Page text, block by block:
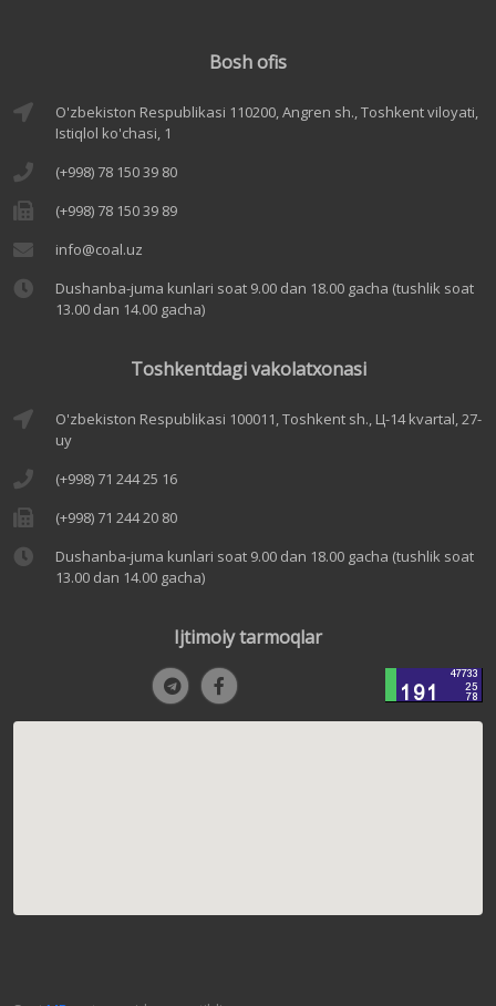
Bosh ofis
O'zbekiston Respublikasi 110200, Angren sh., Toshkent viloyati,
Istiqlol ko'chasi, 1
(+998) 78 150 39 80
(+998) 78 150 39 89
info@coal.uz
Dushanba-juma kunlari soat 9.00 dan 18.00 gacha (tushlik soat
13.00 dan 14.00 gacha)
Toshkentdagi vakolatxonasi
O'zbekiston Respublikasi 100011, Toshkent sh., Ц-14 kvartal, 27-
uy
(+998) 71 244 25 16
(+998) 71 244 20 80
Dushanba-juma kunlari soat 9.00 dan 18.00 gacha (tushlik soat
13.00 dan 14.00 gacha)
Ijtimoiy tarmoqlar